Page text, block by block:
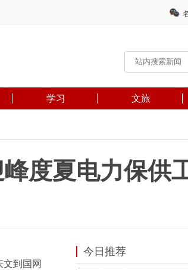
学习 文旅
度夏电力保供
到国网
今日推荐